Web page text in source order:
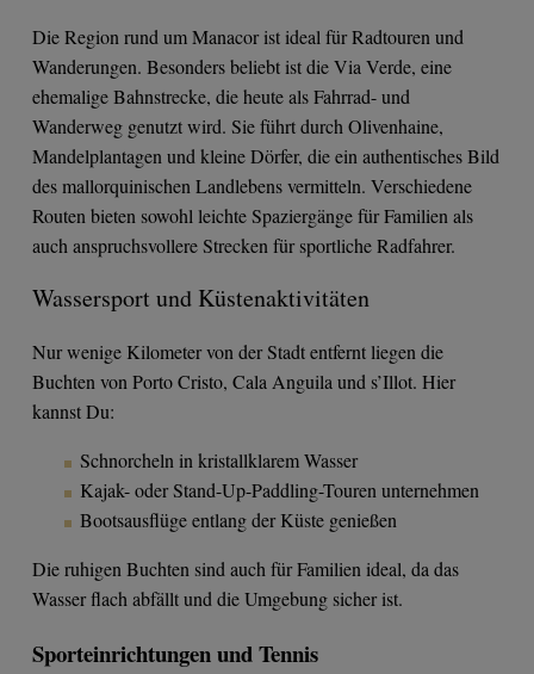
Die Region rund um Manacor ist ideal für Radtouren und
Wanderungen. Besonders beliebt ist die Via Verde, eine
ehemalige Bahnstrecke, die heute als Fahrrad- und
Wanderweg genutzt wird. Sie führt durch Olivenhaine,
Mandelplantagen und kleine Dörfer, die ein authentisches Bild
des mallorquinischen Landlebens vermitteln. Verschiedene
Routen bieten sowohl leichte Spaziergänge für Familien als
auch anspruchsvollere Strecken für sportliche Radfahrer.
Wassersport und Küstenaktivitäten
Nur wenige Kilometer von der Stadt entfernt liegen die
Buchten von Porto Cristo, Cala Anguila und s’Illot. Hier
kannst Du:
Schnorcheln in kristallklarem Wasser
Kajak- oder Stand-Up-Paddling-Touren unternehmen
Bootsausflüge entlang der Küste genießen
Die ruhigen Buchten sind auch für Familien ideal, da das
Wasser flach abfällt und die Umgebung sicher ist.
Sporteinrichtungen und Tennis